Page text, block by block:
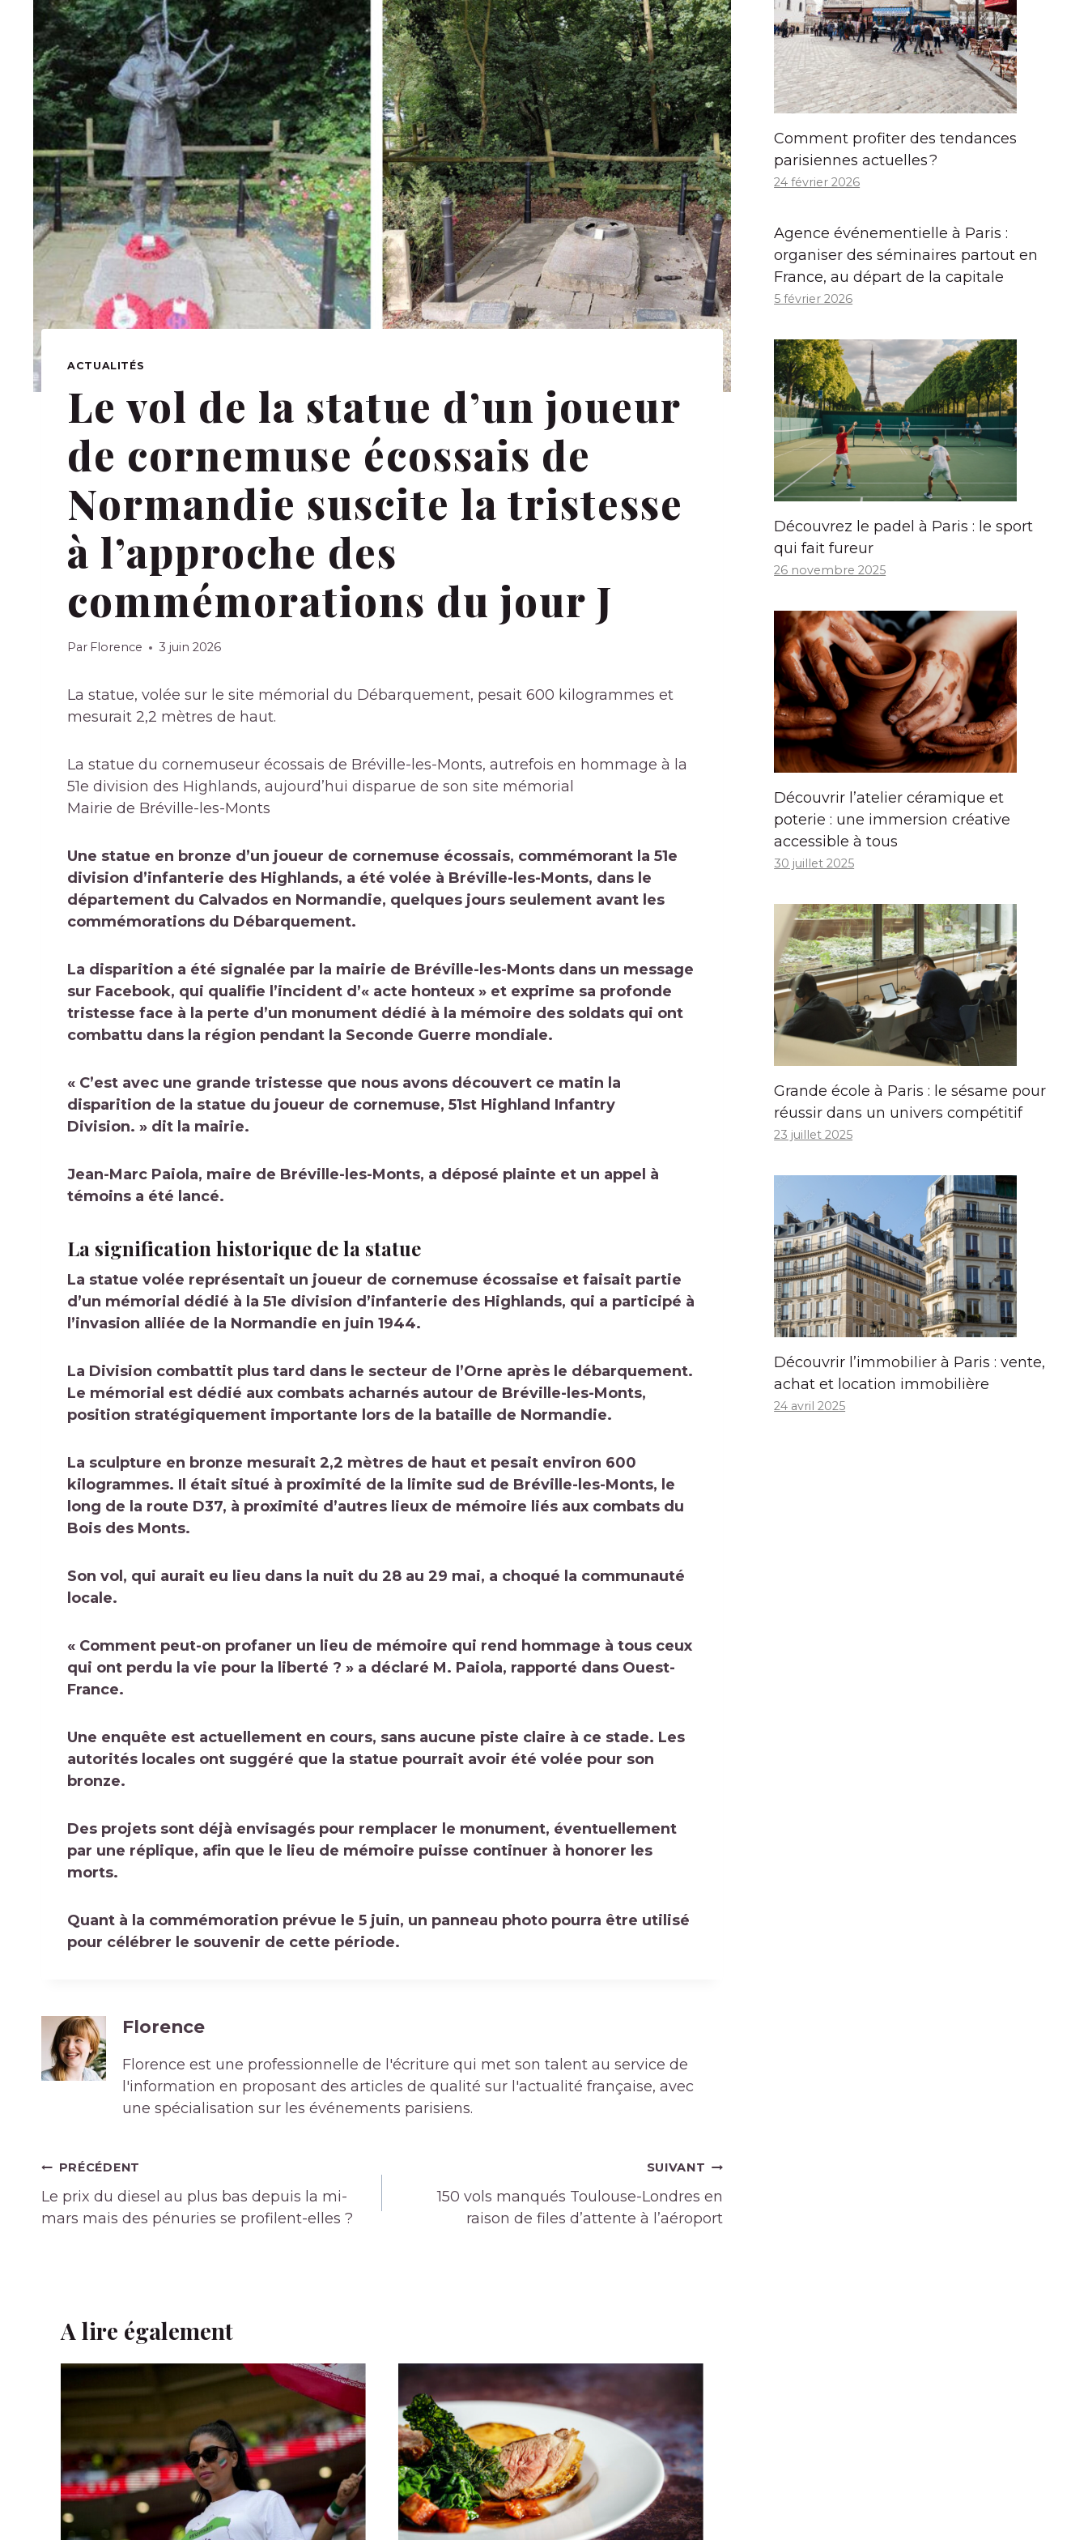
ACTUALITÉS
Le vol de la statue d’un joueur
de cornemuse écossais de
Normandie suscite la tristesse
à l’approche des
commémorations du jour J
Par Florence 3 juin 2026
La statue, volée sur le site mémorial du Débarquement, pesait 600 kilogrammes et
mesurait 2,2 mètres de haut.
La statue du cornemuseur écossais de Bréville-les-Monts, autrefois en hommage à la
51e division des Highlands, aujourd’hui disparue de son site mémorial
Mairie de Bréville-les-Monts
Une statue en bronze d’un joueur de cornemuse écossais, commémorant la 51e
division d’infanterie des Highlands, a été volée à Bréville-les-Monts, dans le
département du Calvados en Normandie, quelques jours seulement avant les
commémorations du Débarquement.
La disparition a été signalée par la mairie de Bréville-les-Monts dans un message
sur Facebook, qui qualifie l’incident d’« acte honteux » et exprime sa profonde
tristesse face à la perte d’un monument dédié à la mémoire des soldats qui ont
combattu dans la région pendant la Seconde Guerre mondiale.
« C’est avec une grande tristesse que nous avons découvert ce matin la
disparition de la statue du joueur de cornemuse, 51st Highland Infantry
Division. » dit la mairie.
Jean-Marc Paiola, maire de Bréville-les-Monts, a déposé plainte et un appel à
témoins a été lancé.
La signification historique de la statue
La statue volée représentait un joueur de cornemuse écossaise et faisait partie
d’un mémorial dédié à la 51e division d’infanterie des Highlands, qui a participé à
l’invasion alliée de la Normandie en juin 1944.
La Division combattit plus tard dans le secteur de l’Orne après le débarquement.
Le mémorial est dédié aux combats acharnés autour de Bréville-les-Monts,
position stratégiquement importante lors de la bataille de Normandie.
La sculpture en bronze mesurait 2,2 mètres de haut et pesait environ 600
kilogrammes. Il était situé à proximité de la limite sud de Bréville-les-Monts, le
long de la route D37, à proximité d’autres lieux de mémoire liés aux combats du
Bois des Monts.
Son vol, qui aurait eu lieu dans la nuit du 28 au 29 mai, a choqué la communauté
locale.
« Comment peut-on profaner un lieu de mémoire qui rend hommage à tous ceux
qui ont perdu la vie pour la liberté ? » a déclaré M. Paiola, rapporté dans Ouest-
France.
Une enquête est actuellement en cours, sans aucune piste claire à ce stade. Les
autorités locales ont suggéré que la statue pourrait avoir été volée pour son
bronze.
Des projets sont déjà envisagés pour remplacer le monument, éventuellement
par une réplique, afin que le lieu de mémoire puisse continuer à honorer les
morts.
Quant à la commémoration prévue le 5 juin, un panneau photo pourra être utilisé
pour célébrer le souvenir de cette période.
Florence
Florence est une professionnelle de l'écriture qui met son talent au service de
l'information en proposant des articles de qualité sur l'actualité française, avec
une spécialisation sur les événements parisiens.
Navigation
de
l’article
PRÉCÉDENT
Le prix du diesel au plus bas depuis la mi-
mars mais des pénuries se profilent-elles ?
SUIVANT
150 vols manqués Toulouse-Londres en
raison de files d’attente à l’aéroport
A lire également
Comment profiter des tendances
parisiennes actuelles ?
24 février 2026
Agence événementielle à Paris :
organiser des séminaires partout en
France, au départ de la capitale
5 février 2026
Découvrez le padel à Paris : le sport
qui fait fureur
26 novembre 2025
Découvrir l’atelier céramique et
poterie : une immersion créative
accessible à tous
30 juillet 2025
Grande école à Paris : le sésame pour
réussir dans un univers compétitif
23 juillet 2025
Découvrir l’immobilier à Paris : vente,
achat et location immobilière
24 avril 2025